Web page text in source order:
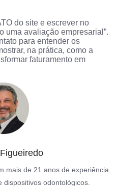
do site e escrever no
uma avaliação empresarial”.
para entender os
na prática, como a
faturamento em
mais de 21 anos de experiência
odontológicos.